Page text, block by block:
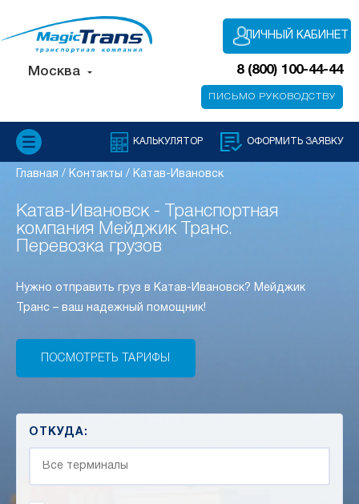
Москва 8 (800) 100-44-44
ЛИЧНЫЙ КАБИНЕТ
ПИСЬМО РУКОВОДСТВУ
КАЛЬКУЛЯТОР ОФОРМИТЬ ЗАЯВКУ
Главная / Контакты / Катав-Ивановск
Катав-Ивановск - Транспортная
компания Мейджик Транс.
Перевозка грузов
Нужно отправить груз в Катав-Ивановск? Мейджик
Транс – ваш надежный помощник!
ПОСМОТРЕТЬ ТАРИФЫ
ОТКУДА: